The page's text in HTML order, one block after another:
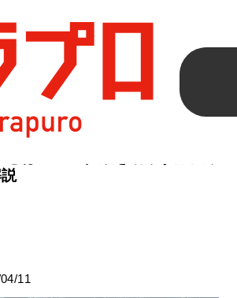
TikTok >
TikTokのいいねとは？いいね数
ットなど解説
11